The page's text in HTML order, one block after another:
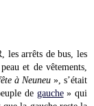
les arrêts de bus, les
et de vêtements,
à Neuneu », s’était
de gauche» qui